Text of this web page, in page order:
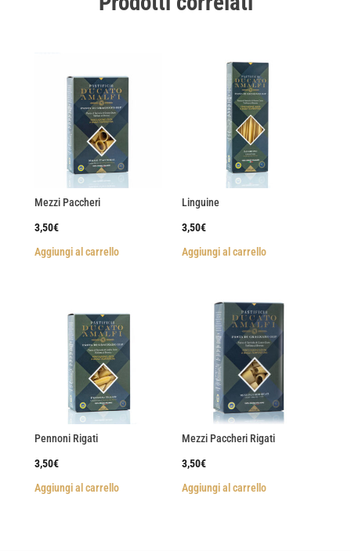
Mezzi Paccheri
3,50€
Aggiungi al carrello
Linguine
3,50€
Aggiungi al carrello
Pennoni Rigati
3,50€
Aggiungi al carrello
Mezzi Paccheri Rigati
3,50€
Aggiungi al carrello